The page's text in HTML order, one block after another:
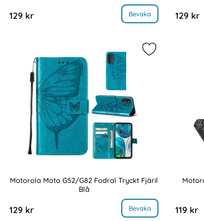
129 kr Bevaka
, Motorola Moto G52/G82 Fodral Blommigt Tryck
129 kr
Motorola Moto G52/G82 Fodral Tryckt Fjäril
Blå
129 kr Bevaka
, Motorola Moto G52/G82 Fodral Tryckt Fjäril
Markera
119 kr